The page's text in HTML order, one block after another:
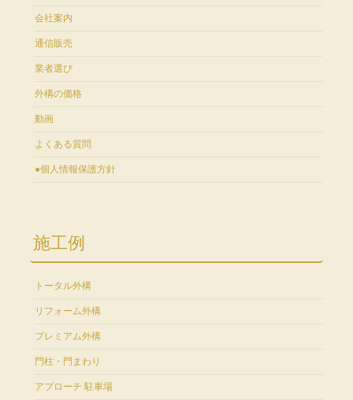
会社案内
通信販売
業者選び
外構の価格
動画
よくある質問
●個人情報保護方針
施工例
トータル外構
リフォーム外構
プレミアム外構
門柱・門まわり
アプローチ 駐車場